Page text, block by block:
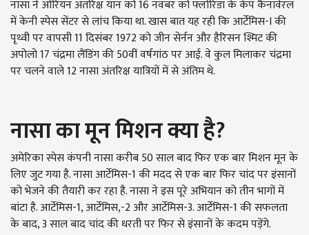
नासा ने ओरियन अंतरिक्ष यान को 16नवबंर को फ्लोरिडा के केप कैनावेरल
में केनी स्पेस सेंटर से लांच किया था. खास बात यह रही कि आर्टेमिस-Iकी
पृथ्वी पर वापसी11दिसंबर1972को जीन सेर्नन और हैरिसन श्मिट की
अपोलो17चंद्रमा लैंडिंग की50वीं वर्षगांठ पर आई. वे कुल मिलाकर चंद्रमा
पर चलने वाले12नासा अंतरिक्ष यात्रियों में से अंतिम थे.
नासा का मून मिशन क्या है?
अमेरिका स्पेस कंपनी नासा करीब 50साल बाद फिर एक बार मिशन मून के
लिए जुट गया है. नासा आर्टेमिस-1की मदद से एक बार फिर चांद पर इंसानों
को भेजने की तैयारी कर रहा है. नासा ने इस पूरे अभियान को तीन भागों में
बांटा है. आर्टेमिस-1,आर्टेमिस,-2और आर्टेमिस-3.आर्टेमिस-1की सफलता
के बाद, 3 साल बाद चांद की धरती पर फिर से इंसानों के कदम पड़ेंगे.